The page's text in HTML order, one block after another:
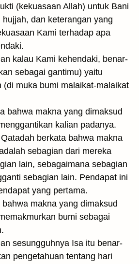
(kekuasaan Allah) untuk Bani
dan keterangan yang
Kami terhadap apa
kalau Kami kehendaki, benar-
sebagai gantimu) yaitu
(di muka bumi malaikat-malaikat
bahwa makna yang dimaksud
kalian padanya.
berkata bahwa makna
sebagian dari mereka
lain, sebagaimana sebagian
sebagian lain. Pendapat ini
yang pertama.
makna yang dimaksud
bumi sebagai
sesungguhnya Isa itu benar-
pengetahuan tentang hari